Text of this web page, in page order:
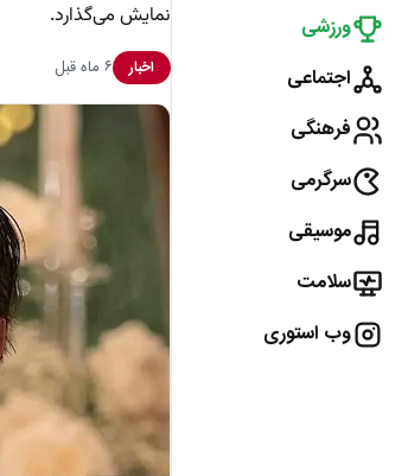
ورزشی
اجتماعی
فرهنگی
سرگرمی
موسیقی
سلامت
وب استوری
نمایش می‌گذارد.
اخبار ۶ ماه قبل